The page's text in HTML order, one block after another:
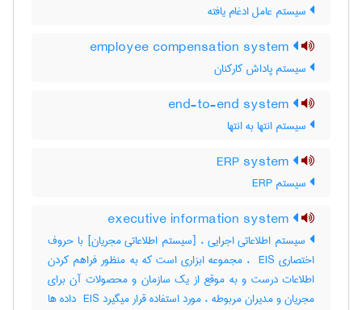
سیستم عامل ادغام یافته
سیستم پاداش کارکنان
سیستم انتها به انتها
سیستم ERP
سیستم اطلاعاتی اجرایی ، [سیستم اطلاعاتی مجریان] با حروف
اختصاری ‎ EIS ، مجموعه ابزاری است که به منظور فراهم کردن
اطلاعات درست و به موقع از یک سازمان و محصولات آن برای
مجریان و مدیران مربوطه ، مورد استفاده قرار میگیرد ‎ EIS داده ها